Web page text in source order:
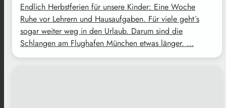
Endlich Herbstferien für unsere Kinder: Eine Woche
Ruhe vor Lehrern und Hausaufgaben. Für viele geht´s
sogar weiter weg in den Urlaub. Darum sind die
Schlangen am Flughafen München etwas länger. …